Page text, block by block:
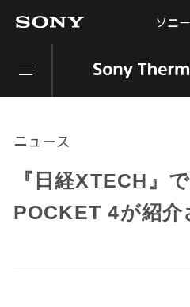
ソニ
ニュース
『日経XTECH』
POCKET 4が紹介